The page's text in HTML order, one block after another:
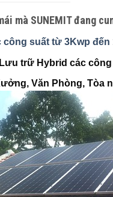
mà SUNEMIT đang
công suất từ 3Kwp đến
trữ Hybrid các
Văn Phòng, Tòa